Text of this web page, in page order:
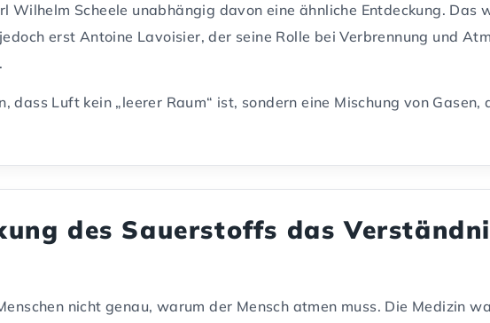
Wilhelm Scheele unabhängig davon eine ähnliche Entdeckung. Das
erst Antoine Lavoisier, der seine Rolle bei Verbrennung und
dass Luft kein „leerer Raum“ ist, sondern eine Mischung von Gasen,
des Sauerstoffs das
nicht genau, warum der Mensch atmen muss. Die Medizin